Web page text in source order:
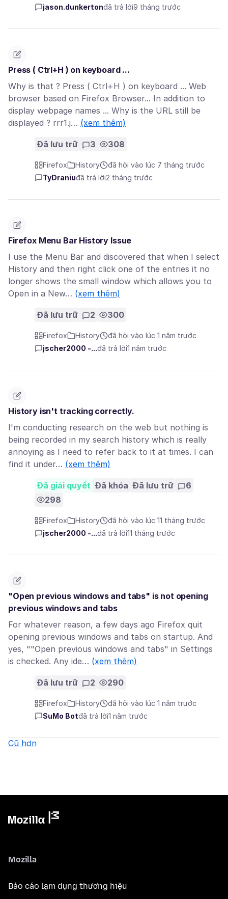
jason.dunkertonđã trả lời9 tháng trước
Press ( Ctrl+H ) on keyboard ...
Why is that ? Press ( Ctrl+H ) on keyboard ... Web
browser based on Firefox Browser... In addition to
display webpage names ... Why is the URL still be
displayed ? rrr1.j… (xem thêm)
Đã lưu trữ 3 308
Firefox History
đã hỏi vào lúc 7 tháng trước
TyDraniuđã trả lời2 tháng trước
Firefox Menu Bar History Issue
I use the Menu Bar and discovered that when I select
History and then right click one of the entries it no
longer shows the small window which allows you to
Open in a New… (xem thêm)
Đã lưu trữ 2 300
Firefox History
đã hỏi vào lúc 1 năm trước
jscher2000 -...đã trả lời1 năm trước
History isn't tracking correctly.
I'm conducting research on the web but nothing is
being recorded in my search history which is really
annoying as I need to refer back to it at times. I can
find it under… (xem thêm)
Đã giải quyết Đã khóa Đã lưu trữ
6
298
Firefox History
đã hỏi vào lúc 11 tháng trước
jscher2000 -...đã trả lời11 tháng trước
"Open previous windows and tabs" is not opening
previous windows and tabs
For whatever reason, a few days ago Firefox quit
opening previous windows and tabs on startup. And
yes, ""Open previous windows and tabs" in Settings
is checked. Any ide… (xem thêm)
Đã lưu trữ 2 290
Firefox History
đã hỏi vào lúc 1 năm trước
SuMo Botđã trả lời1 năm trước
Cũ hơn
Mozilla
Báo cáo lạm dụng thương hiệu